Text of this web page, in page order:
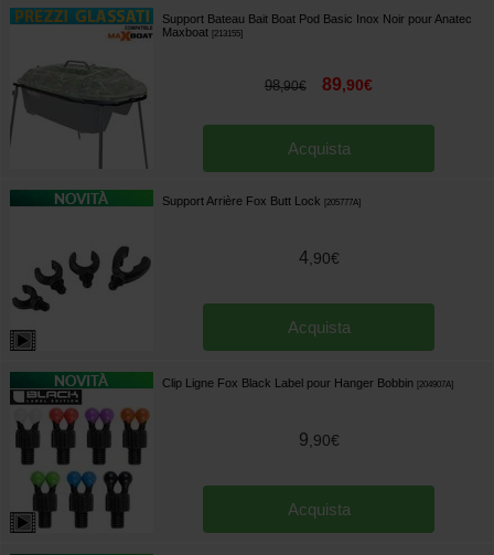
Support Bateau Bait Boat Pod Basic Inox Noir pour Anatec
Maxboat
213155]
98,90€ 89,90€
Acquista
Support Arrière Fox Butt Lock 205777A]
4 90€
Acquista
Clip Ligne Fox Black Label pour Hanger Bobbin 204907A]
9 90€
Acquista